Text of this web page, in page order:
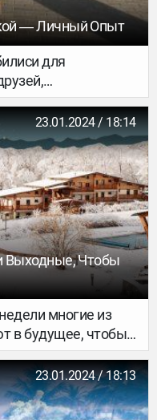
― Личный Опыт
для
Вместе с ее
она объехала
23.01.2024 / 18:14
Выходные, Чтобы
многие из
в будущее, чтобы
идей, как
рутины,
23.01.2024 / 18:13